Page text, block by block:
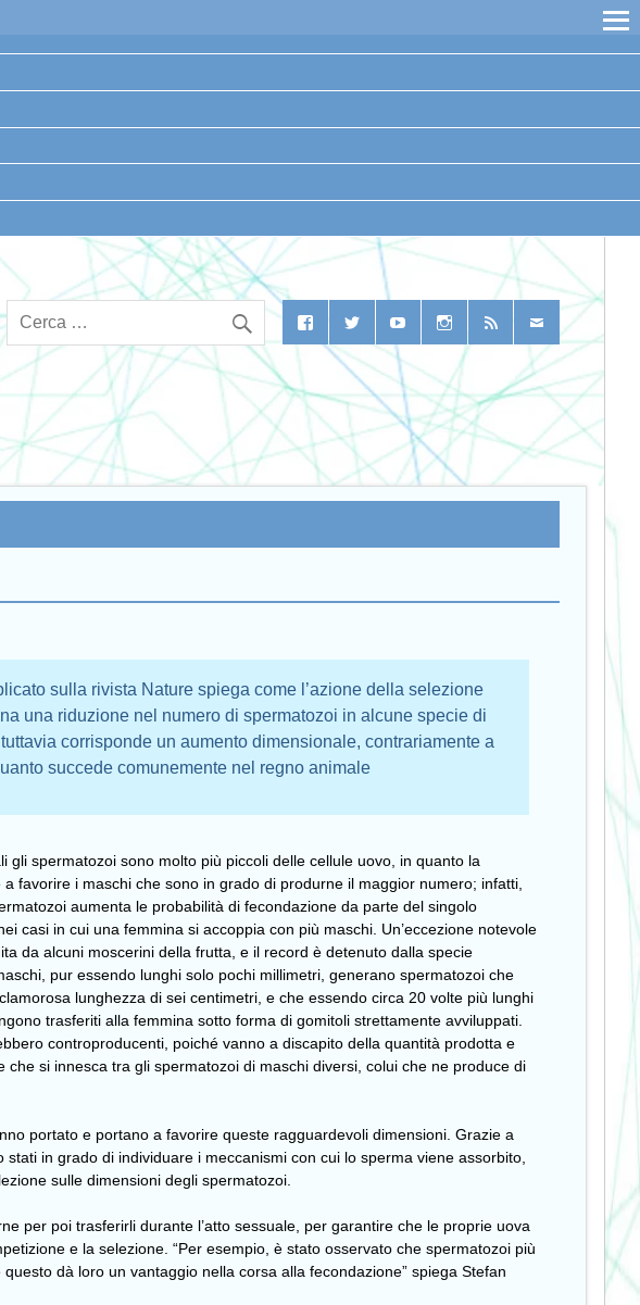
sulla rivista Nature spiega come l’azione della selezione
una riduzione nel numero di spermatozoi in alcune specie di
corrisponde un aumento dimensionale, contrariamente a
succede comunemente nel regno animale
gli spermatozoi sono molto più piccoli delle cellule uovo, in quanto la
favorire i maschi che sono in grado di produrne il maggior numero; infatti,
aumenta le probabilità di fecondazione da parte del singolo
casi in cui una femmina si accoppia con più maschi. Un’eccezione notevole
da alcuni moscerini della frutta, e il record è detenuto dalla specie
pur essendo lunghi solo pochi millimetri, generano spermatozoi che
lunghezza di sei centimetri, e che essendo circa 20 volte più lunghi
trasferiti alla femmina sotto forma di gomitoli strettamente avviluppati.
controproducenti, poiché vanno a discapito della quantità prodotta e
che si innesca tra gli spermatozoi di maschi diversi, colui che ne produce di
portato e portano a favorire queste ragguardevoli dimensioni. Grazie a
stati in grado di individuare i meccanismi con cui lo sperma viene assorbito,
sulle dimensioni degli spermatozoi.
per poi trasferirli durante l’atto sessuale, per garantire che le proprie uova
e la selezione. “Per esempio, è stato osservato che spermatozoi più
dà loro un vantaggio nella corsa alla fecondazione” spiega Stefan